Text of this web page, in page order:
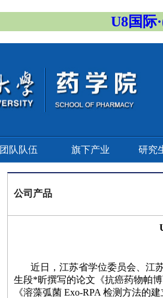
U8国际
团队队伍 旗下产业 研究
公司产品
近日，江苏省学位委员会、江
生段*昕撰写的论文《抗癌药物帕
《溶藻弧菌 Exo-RPA 检测方法的